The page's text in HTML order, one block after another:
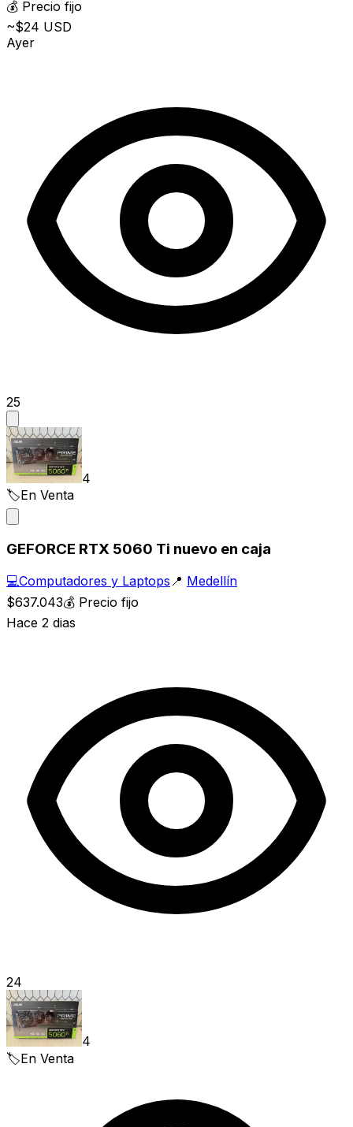
💰 Precio fijo
~$24 USD
Ayer
25
4
🏷️En Venta
GEFORCE RTX 5060 Ti nuevo en caja
💻Computadores y Laptops 📍 Medellín
$637.043💰 Precio fijo
Hace 2 dias
24
4
🏷️En Venta